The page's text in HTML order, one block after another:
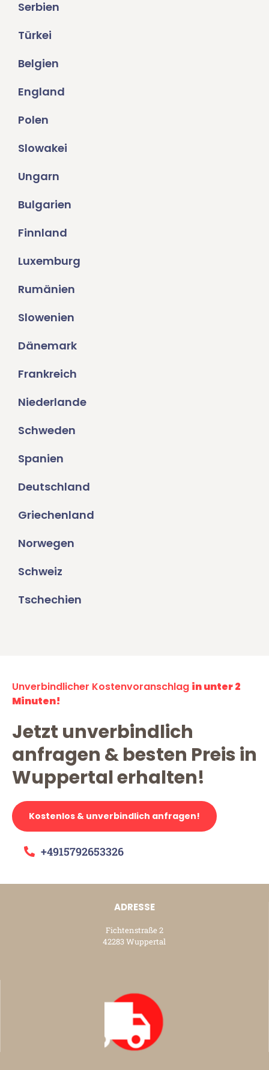
Serbien
Türkei
Belgien
England
Polen
Slowakei
Ungarn
Bulgarien
Finnland
Luxemburg
Rumänien
Slowenien
Dänemark
Frankreich
Niederlande
Schweden
Spanien
Deutschland
Griechenland
Norwegen
Schweiz
Tschechien
Unverbindlicher Kostenvoranschlag in unter 2
Minuten!
Jetzt unverbindlich
anfragen & besten Preis in
Wuppertal erhalten!
Kostenlos & unverbindlich anfragen!
+4915792653326
ADRESSE
Fichtenstraße 2
42283 Wuppertal